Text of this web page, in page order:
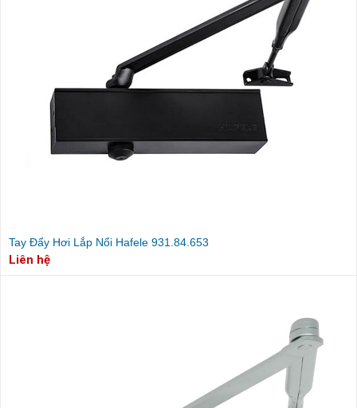
Tay Đẩy Hơi Lắp Nổi Hafele 931.84.653
Liên hệ